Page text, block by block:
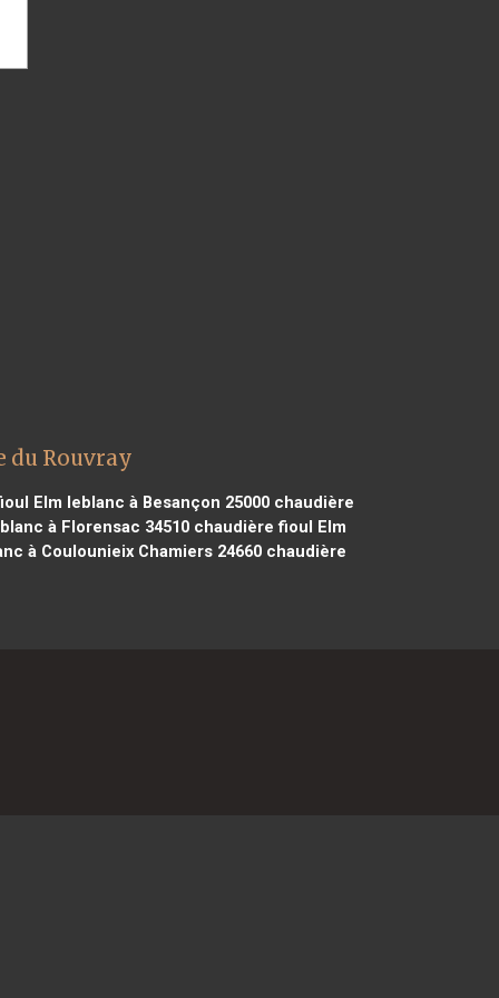
du Rouvray
Elm leblanc à Besançon 25000chaudière
à Florensac 34510 chaudière fioul Elm
à Coulounieix Chamiers 24660 chaudière